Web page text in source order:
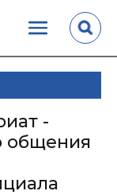
-
общения